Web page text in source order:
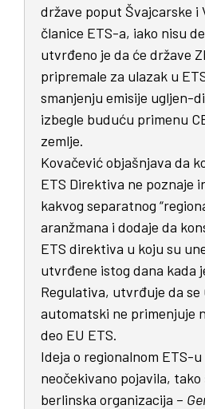
države poput Švajcarske i
članice ETS-a, iako nisu
utvrđeno je da će države
pripremale za ulazak u
smanjenju emisije ugljen-
izbegle buduću primenu
zemlje.
Kovačević objašnjava da
ETS Direktiva ne poznaje
kakvog separatnog
aranžmana i dodaje da
ETS direktiva u koju su
utvrđene istog dana kada
Regulativa, utvrđuje da se
automatski ne primenjuje
deo EU ETS.
Ideja o regionalnom ETS-
neočekivano pojavila,
berlinska organizacija –